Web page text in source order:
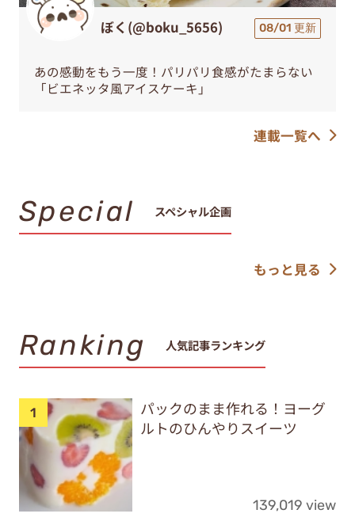
ぼく(@boku_5656) 08/01 更新
あの感動をもう一度！パリパリ食感がたまらない
「ビエネッタ風アイスケーキ」
連載一覧へ
Special スペシャル企画
もっと見る
Ranking 人気記事ランキング
パックのまま作れる！ヨーグ
ルトのひんやりスイーツ
139,019 view